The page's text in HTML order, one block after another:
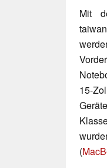
Mit
15-
(